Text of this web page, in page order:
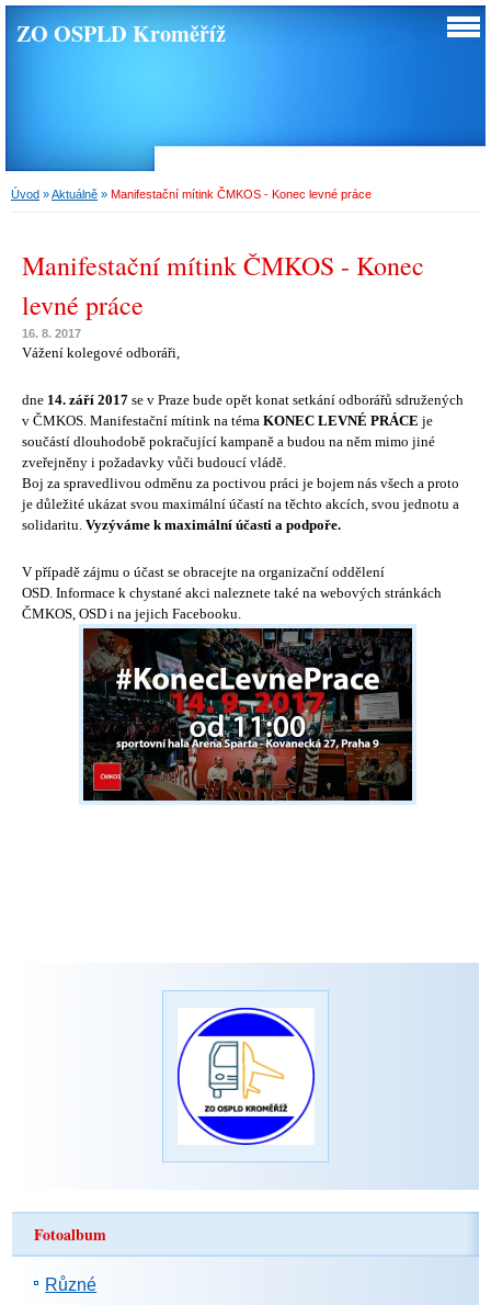
ZO OSPLD Kroměříž
Úvod »Aktuálně » Manifestační mítink ČMKOS - Konec levné práce
Manifestační mítink ČMKOS - Konec
levné práce
16. 8. 2017
Vážení kolegové odboráři,
dne 14. září 2017 se v Praze bude opět konat setkání odborářů sdružených
v ČMKOS. Manifestační mítink na téma KONEC LEVNÉ PRÁCE je
součástí dlouhodobě pokračující kampaně a budou na něm mimo jiné
zveřejněny i požadavky vůči budoucí vládě.
Boj za spravedlivou odměnu za poctivou práci je bojem nás všech a proto
je důležité ukázat svou maximální účastí na těchto akcích, svou jednotu a
solidaritu. Vyzýváme k maximální účasti a podpoře.
V případě zájmu o účast se obracejte na organizační oddělení
OSD. Informace k chystané akci naleznete také na webových stránkách
ČMKOS, OSD i na jejich Facebooku.
Fotoalbum
Různé